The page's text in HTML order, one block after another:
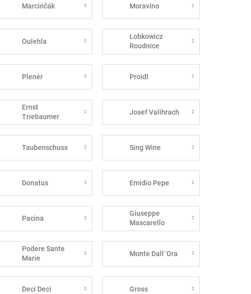
Marcinčák Moravíno
Oulehla
Lobkowicz
Roudnice
Plenér Proidl
Ernst
Triebaumer
Josef Valihrach
Taubenschuss Sing Wine
Donatus Emidio Pepe
Pacina
Giuseppe
Mascarello
Podere Sante
Marie
Monte Dall´Ora
Deci Deci Gross